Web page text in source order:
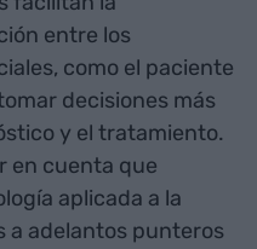
entre los
como el paciente
decisiones más
y el tratamiento.
en cuenta que
aplicada a la
a adelantos punteros